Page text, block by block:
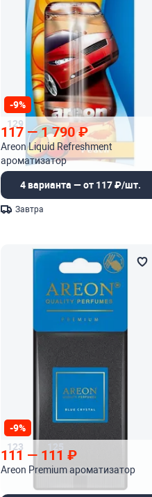
-9%
129
117 —1 790₽
Areon Liquid Refreshment
ароматизатор
4 варианта — от 117 ₽/шт.
Завтра
-9%
123
111 — 111 ₽
Areon Premium ароматизатор